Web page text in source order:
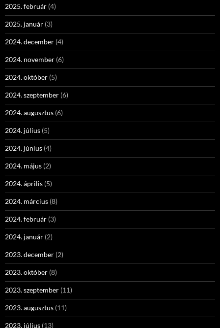
2025. február (4)
2025. január (3)
2024. december (4)
2024. november (6)
2024. október (5)
2024. szeptember (6)
2024. augusztus (6)
2024. július (5)
2024. június (4)
2024. május (2)
2024. április (5)
2024. március (8)
2024. február (3)
2024. január (2)
2023. december (2)
2023. október (8)
2023. szeptember (11)
2023. augusztus (11)
2023. július (13)